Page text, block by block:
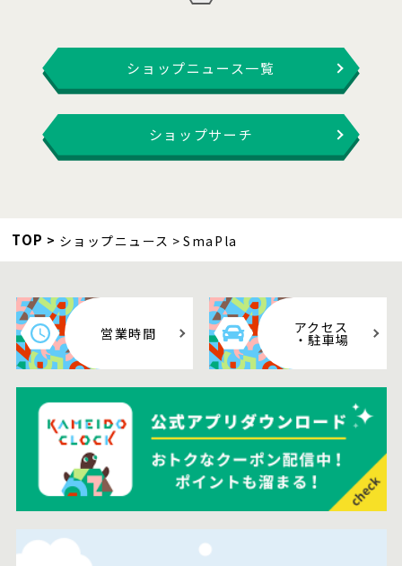
ショップニュース一覧
ショップサーチ
TOP ショップニュース SmaPla
営業時間 アクセス
・駐車場